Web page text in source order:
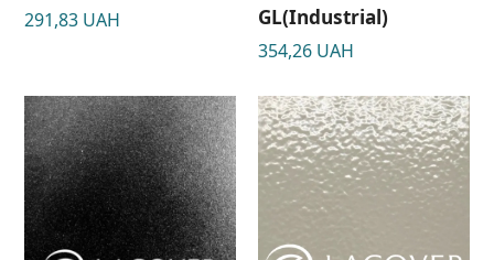
291,83 UAH
GL(Industrial)
354,26 UAH